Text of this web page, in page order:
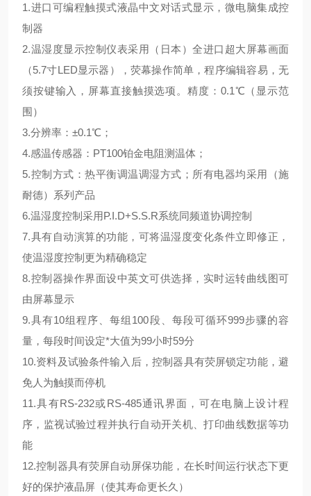
1.进口可编程触摸式液晶中文对话式显示，微电脑集成控
制器
2.温湿度显示控制仪表采用（日本）全进口超大屏幕画面
（5.7寸LED显示器），荧幕操作简单，程序编辑容易，无
须按键输入，屏幕直接触摸选项。精度：0.1℃（显示范
围）
3.分辨率：±0.1℃；
4.感温传感器：PT100铂金电阻测温体；
5.控制方式：热平衡调温调湿方式；所有电器均采用（施
耐德）系列产品
6.温湿度控制采用P.I.D+S.S.R系统同频道协调控制
7.具有自动演算的功能，可将温湿度变化条件立即修正，
使温湿度控制更为精确稳定
8.控制器操作界面设中英文可供选择，实时运转曲线图可
由屏幕显示
9.具有10组程序、每组100段、每段可循环999步骤的容
量，每段时间设定*大值为99小时59分
10.资料及试验条件输入后，控制器具有荧屏锁定功能，避
免人为触摸而停机
11.具有RS-232或RS-485通讯界面，可在电脑上设计程
序，监视试验过程并执行自动开关机、打印曲线数据等功
能
12.控制器具有荧屏自动屏保功能，在长时间运行状态下更
好的保护液晶屏（使其寿命更长久）